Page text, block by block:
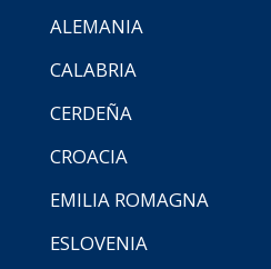
ALEMANIA
CALABRIA
CERDEÑA
CROACIA
EMILIA ROMAGNA
ESLOVENIA